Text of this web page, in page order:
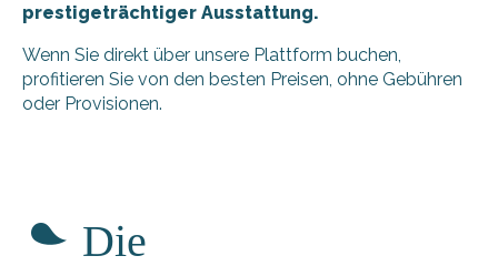
prestigeträchtiger Ausstattung.
Wenn Sie direkt über unsere Plattform buchen,
profitieren Sie von den besten Preisen, ohne Gebühren
oder Provisionen.
Proust Michel - La Maison Bleue
Giraudeau - Marché 2
Die